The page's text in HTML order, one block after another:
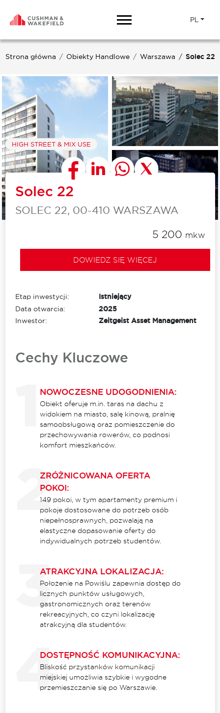
PL
Strona główna Obiekty Handlowe Warszawa Solec 22
HIGH STREET & MIX USE
Solec 22
SOLEC 22, 00-410 WARSZAWA
5 200 mkw
DOWIEDZ SIĘ WIĘCEJ
Etap inwestycji:
Istniejący
Data otwarcia:
2025
Inwestor:
Zeitgeist Asset Management
Cechy Kluczowe
NOWOCZESNE UDOGODNIENIA:
Obiekt oferuje m.in. taras na dachu z
widokiem na miasto, salę kinową, pralnię
samoobsługową oraz pomieszczenie do
przechowywania rowerów, co podnosi
komfort mieszkańców.
ZRÓŻNICOWANA OFERTA
POKOI:
149 pokoi, w tym apartamenty premium i
pokoje dostosowane do potrzeb osób
niepełnosprawnych, pozwalają na
elastyczne dopasowanie oferty do
indywidualnych potrzeb studentów.
ATRAKCYJNA LOKALIZACJA:
Położenie na Powiślu zapewnia dostęp do
licznych punktów usługowych,
gastronomicznych oraz terenów
rekreacyjnych, co czyni lokalizację
atrakcyjną dla studentów.
DOSTĘPNOŚĆ KOMUNIKACYJNA:
Bliskość przystanków komunikacji
miejskiej umożliwia szybkie i wygodne
przemieszczanie się po Warszawie.